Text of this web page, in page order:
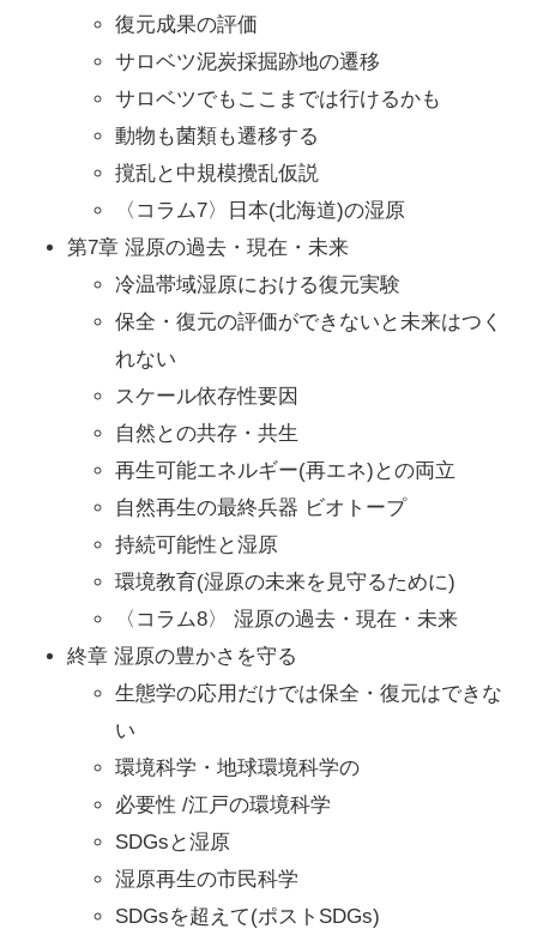
復元成果の評価
サロベツ泥炭採掘跡地の遷移
サロベツでもここまでは行けるかも
動物も菌類も遷移する
撹乱と中規模攪乱仮説
〈コラム7〉日本(北海道)の湿原
第7章 湿原の過去・現在・未来
冷温帯域湿原における復元実験
保全・復元の評価ができないと未来はつく
れない
スケール依存性要因
自然との共存・共生
再生可能エネルギー(再エネ)との両立
自然再生の最終兵器 ビオトープ
持続可能性と湿原
環境教育(湿原の未来を見守るために)
〈コラム8〉 湿原の過去・現在・未来
終章 湿原の豊かさを守る
生態学の応用だけでは保全・復元はできな
い
環境科学・地球環境科学の
必要性 /江戸の環境科学
SDGsと湿原
湿原再生の市民科学
SDGsを超えて(ポストSDGs)